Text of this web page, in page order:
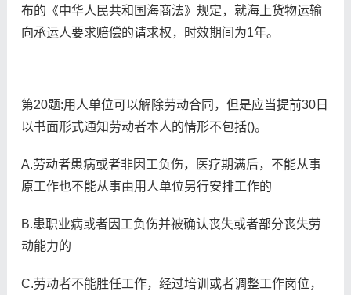
布的《中华人民共和国海商法》规定，就海上货物运输
向承运人要求赔偿的请求权，时效期间为1年。
第20题:用人单位可以解除劳动合同，但是应当提前30日
以书面形式通知劳动者本人的情形不包括()。
A.劳动者患病或者非因工负伤，医疗期满后，不能从事
原工作也不能从事由用人单位另行安排工作的
B.患职业病或者因工负伤并被确认丧失或者部分丧失劳
动能力的
C.劳动者不能胜任工作，经过培训或者调整工作岗位，